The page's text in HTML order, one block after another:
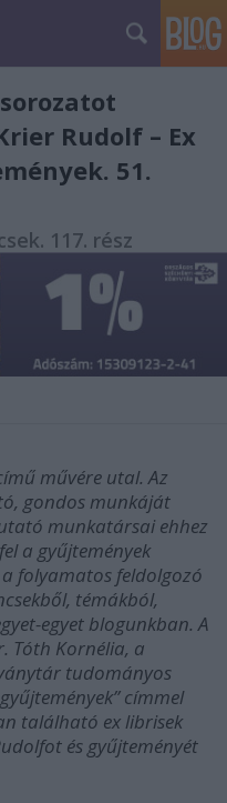
Rudolf – Ex
51.
117. rész
művére utal. Az
gondos munkáját
munkatársai ehhez
a gyűjtemények
a folyamatos feldolgozó
témákból,
egyet blogunkban. A
Tóth Kornélia, a
tudományos
címmel
található ex librisek
és gyűjteményét